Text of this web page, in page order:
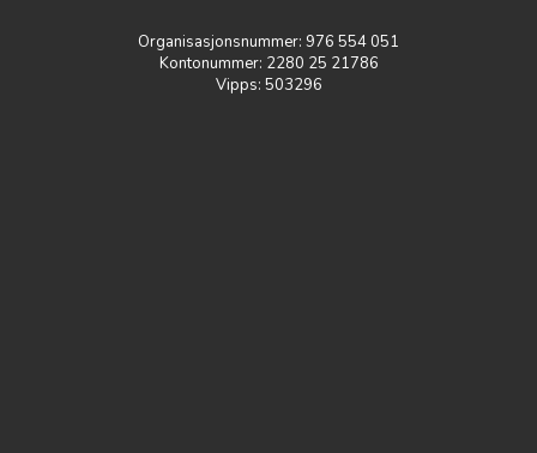
Organisasjonsnummer: 976 554 051
Kontonummer: 2280 25 21786
Vipps: 503296